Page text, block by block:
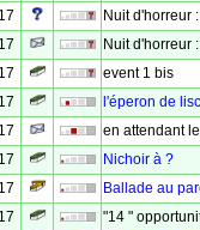
Nuit d'horreur
Nuit d'horreur
event 1 bis
l'éperon de
en attendant
Nichoir à ?
Ballade au
"14 "